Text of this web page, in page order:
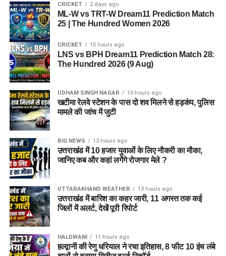
CRICKET 2 days ago
ML-W vs TRT-W Dream11 Prediction Match
25 | The Hundred Women 2026
CRICKET 15 hours ago
LNS vs BPH Dream11 Prediction Match 28:
The Hundred 2026 (9 Aug)
UDHAM SINGH NAGAR 10 hours ago
खटीमा रेलवे स्टेशन के पास दो शव मिलने से हड़कंप, पुलिस
मामले की जांच में जुटी
BIG NEWS 13 hours ago
उत्तराखंड में 10 हजार युवाओं के लिए नौकरी का मौका,
जानिए कब और कहां लगेंगे रोजगार मेले ?
UTTARAKHAND WEATHER 13 hours ago
उत्तराखंड में बारिश का कहर जारी, 11 अगस्त तक कई
जिलों में अलर्ट, देखें पूरी रिपोर्ट
HALDWANI 11 hours ago
हल्द्वानी की रेणु धरियाल ने रचा इतिहास, 8 फीट 10 इंच लंबे